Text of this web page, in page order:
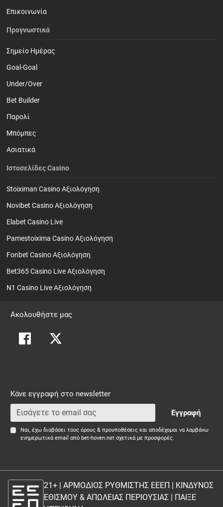
Επικοινωνία
Προγνωστικά
Σημείο Ημέρας
Goal-Goal
Under/Over
Bet Builder
Παρολί
Mπόμπες
Ασιατικά
Ιστοσελίδες Casino
Stoiximan Casino Αξιολόγηση
Novibet Casino Αξιολόγηση
Elabet Casino Live
Pamestoixima Casino Αξιολόγηση
Fonbet Casino Αξιολόγηση
Bet365 Casino Live Αξιολόγηση
N1 Casino Live Αξιολόγηση
Ακολουθήστε μας
Κάνε εγγραφή στο newsletter
Εγγραφή
Ναι, έχω διαβάσει τους όρους & προυποθέσεις και αποδέχομαι να λαμβάνω
ενημερωτικά email από bet-hoven.net σχετικά με προσφορές.
21+ | ΑΡΜΟΔΙΟΣ ΡΥΘΜΙΣΤΗΣ ΕΕΕΠ | ΚΙΝΔΥΝΟΣ
ΕΘΙΣΜΟΥ & ΑΠΩΛΕΙΑΣ ΠΕΡΙΟΥΣΙΑΣ | ΠΑΙΞΕ